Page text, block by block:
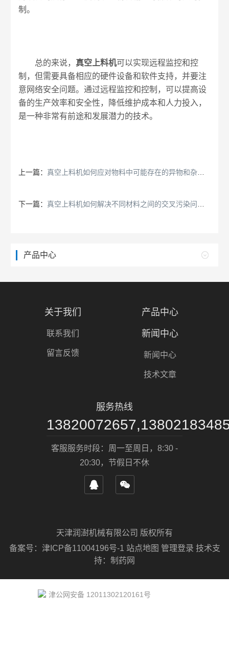
制。
总的来说， 真空上料机可以实现远程监控和控
制，但需要具备相应的硬件设备和软件支持，并要注
意网络安全问题。通过远程监控和控制，可以提高设
备的生产效率和安全性，降低维护成本和人力投入，
是一种非常有前途和发展潜力的技术。
上一篇：真空上料机如何应对物料中可能存在的异物和杂质？
下一篇：真空上料机如何解决不同材料之间的交叉污染问题？
产品中心
关于我们
联系我们
留言反馈
产品中心
新闻中心
新闻中心
技术文章
服务热线
客服服务时段：周一至周日，8:30 -
20:30，节假日不休
天津润澍机械有限公司 版权所有
备案号： 津ICP备11004196号-1 站点地图 管理登录 技术支
持： 制药网
津公网安备 12011302120161号